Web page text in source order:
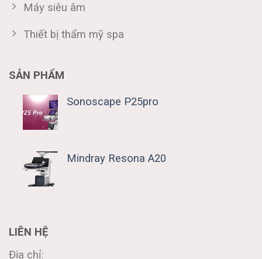
Máy siêu âm
Thiết bị thẩm mỹ spa
SẢN PHẨM
Sonoscape P25pro
Mindray Resona A20
LIÊN HỆ
Địa chỉ: